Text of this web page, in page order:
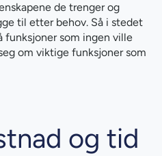
de trenger og
til etter behov. Så i stedet
funksjoner som ingen ville
om viktige funksjoner som
og tid